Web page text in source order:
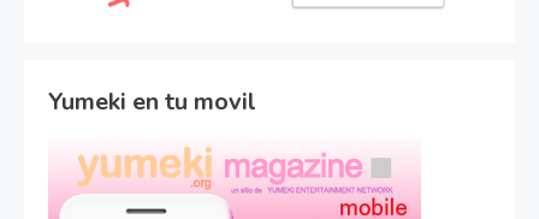
Yumeki en tu movil